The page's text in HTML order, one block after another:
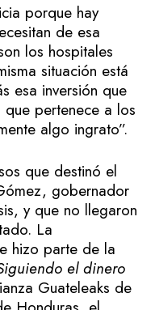
porque hay
de esa
los hospitales
situación está
esa inversión que
pertenece a los
algo ingrato”.
que destinó el
gobernador
y que no llegaron
La
hizo parte de la
el dinero
Guateleaks de